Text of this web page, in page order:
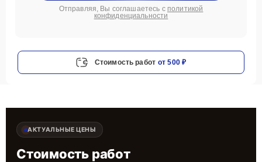
Отправляя, Вы соглашаетесь с политикой
конфиденциальности
Стоимость работ от 500 ₽
АКТУАЛЬНЫЕ ЦЕНЫ
Стоимость работ